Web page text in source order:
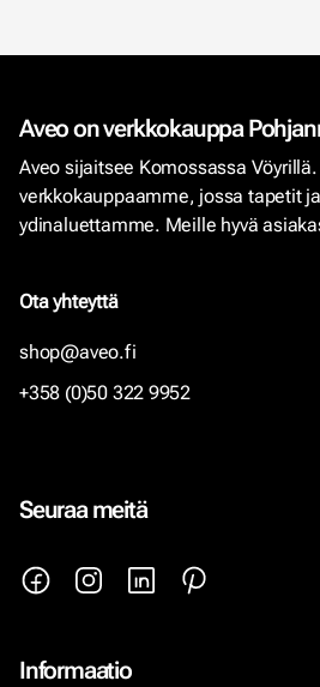
Aveo on verkkokauppa
Aveo sijaitsee Komossassa
verkkokauppaamme, jossa tapetit
ydinaluettamme. Meille hyvä
Ota yhteyttä
shop@aveo.fi
+358 (0)50 322 9952
Seuraa meitä
Informaatio